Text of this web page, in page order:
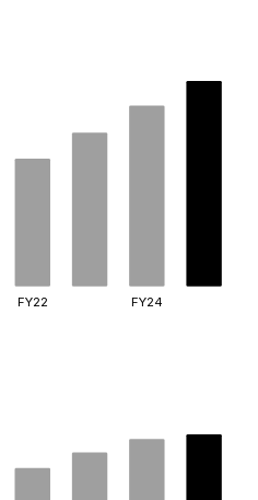
FY22 FY24